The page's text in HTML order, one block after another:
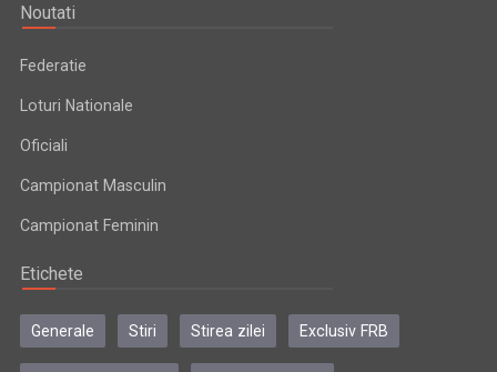
Noutati
Federatie
Loturi Nationale
Oficiali
Campionat Masculin
Campionat Feminin
Etichete
Generale Stiri Stirea zilei Exclusiv FRB